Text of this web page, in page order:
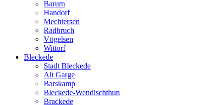
Barum
Handorf
Mechtersen
Radbruch
Vögelsen
Wittorf
Bleckede
Stadt Bleckede
Alt Garge
Barskamp
Bleckede-Wendischthun
Brackede